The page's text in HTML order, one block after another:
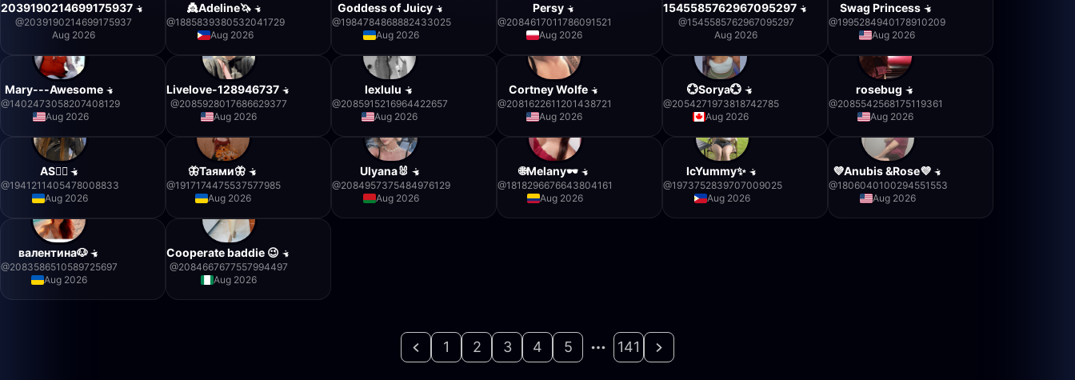
2039190214699175937
@2039190214699175937
Aug 2026
👸Adeline🦄
@1885839380532041729
Aug 2026
Goddess of Juicy
@1984784868882433025
Aug 2026
Persy
@2084617011786091521
Aug 2026
1545585762967095297
@1545585762967095297
Aug 2026
Swag Princess
@1995284940178910209
Aug 2026
Mary---Awesome
@1402473058207408129
Aug 2026
Livelove-128946737
@2085928017686629377
Aug 2026
lexlulu
@2085915216964422657
Aug 2026
Cortney Wolfe
@2081622611201438721
Aug 2026
💮Sorya💮
@2054271973818742785
Aug 2026
rosebug
@2085542568175119361
Aug 2026
AS❤️‍🔥
@1941211405478008833
Aug 2026
🦋Таями🦋
@1917174475537577985
Aug 2026
Ulyana🐰
@2084957375484976129
Aug 2026
🌐Melany🕶️
@1818296676643804161
Aug 2026
IcYummy✨
@1973752839707009025
Aug 2026
💜Anubis &Rose💜
@1806040100294551553
Aug 2026
валентина🐶
@2083586510589725697
Aug 2026
Cooperate baddie 😉
@2084667677557994497
Aug 2026
1 2 3 4 5 141